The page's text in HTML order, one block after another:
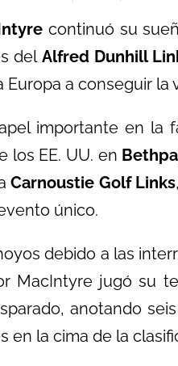
continuó su
del Alfred Dunhill
a conseguir la
importante en la
los EE. UU. en
Carnoustie Golf Links,
único.
debido a las
MacIntyre jugó su
anotando
en la cima de la